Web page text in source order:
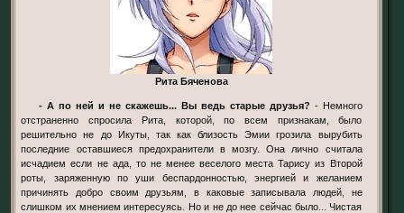
Рита Бяченова
- А по ней и не скажешь... Вы ведь старые друзья? - Немного
отстраненно спросила Рита, которой, по всем признакам, было
решительно не до Икуты, так как близость Эмии грозила вырубить
последние оставшиеся предохранители в мозгу. Она лично считала
исчадием если не ада, то не менее веселого места Тарису из Второй
роты, заряженную по уши беспардонностью, энергией и желанием
причинять добро своим друзьям, в каковые записывала людей, не
слишком их мнением интересуясь. Но и не до нее сейчас было... Чистая